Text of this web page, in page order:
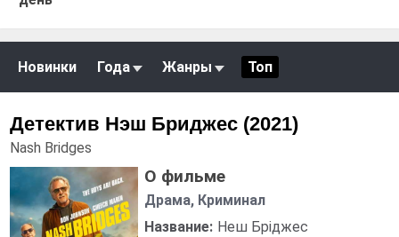
Новинки Года Жанры Топ
Детектив Нэш Бриджес (2021)
Nash Bridges
О фильме
Драма, Криминал
Название: Неш Бріджес